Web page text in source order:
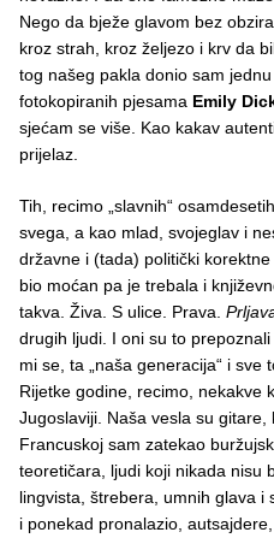
Nego da bježe glavom bez
kroz strah, kroz željezo i krv da
tog našeg pakla donio sam
fotokopiranih pjesama Emily
sjećam se više. Kao kakav
prijelaz.
Tih, recimo „slavnih“
svega, a kao mlad, svojeglav i
državne i (tada) politički
bio moćan pa je trebala i
takva. Živa. S ulice. Prava.
drugih ljudi. I oni su to
mi se, ta „naša generacija“ i sve
Rijetke godine, recimo, nekakve
Jugoslaviji. Naša vesla su gitare,
Francuskoj sam zatekao
teoretičara, ljudi koji nikada nisu
lingvista, štrebera, umnih glava i
i ponekad pronalazio,